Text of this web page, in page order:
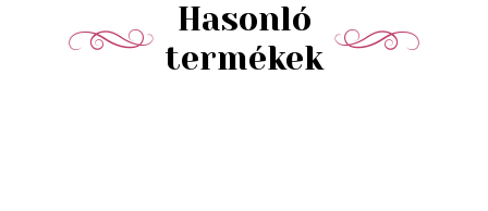
Hasonló
termékek